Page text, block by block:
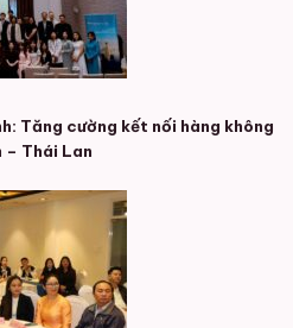
Tăng cường kết nối hàng không
– Thái Lan